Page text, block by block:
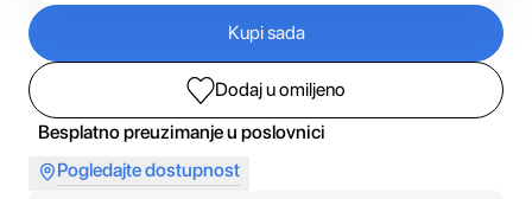
Kupi sada
Dodaj u omiljeno
Besplatno preuzimanje u poslovnici
Pogledajte dostupnost